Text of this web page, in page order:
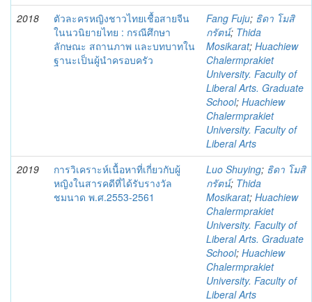
2018
ตัวละครหญิงชาวไทยเชื้อสายจีน
ในนวนิยายไทย : กรณีศึกษา
ลักษณะ สถานภาพ และบทบาทใน
ฐานะเป็นผู้นำครอบครัว
Fang Fuju; ธิดา โมสิ
กรัตน์; Thida
Mosikarat; Huachiew
Chalermprakiet
University. Faculty of
Liberal Arts. Graduate
School; Huachiew
Chalermprakiet
University. Faculty of
Liberal Arts
2019
การวิเคราะห์เนื้อหาที่เกี่ยวกับผู้
หญิงในสารคดีที่ได้รับรางวัล
ชมนาด พ.ศ.2553-2561
Luo Shuying; ธิดา โมสิ
กรัตน์; Thida
Mosikarat; Huachiew
Chalermprakiet
University. Faculty of
Liberal Arts. Graduate
School; Huachiew
Chalermprakiet
University. Faculty of
Liberal Arts